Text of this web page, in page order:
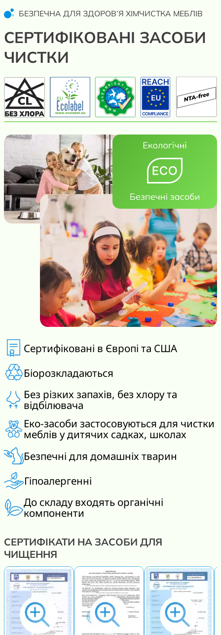
БЕЗПЕЧНА ДЛЯ ЗДОРОВ’Я ХІМЧИСТКА МЕБЛІВ
СЕРТИФІКОВАНІ ЗАСОБИ
ЧИСТКИ
Сертифіковані в Європі та США
Біорозкладаються
Без різких запахів, без хлору та
відбілювача
Еко-засоби застосовуються для чистки
меблів у дитячих садках, школах
Безпечні для домашніх тварин
Гіпоалергенні
До складу входять органічні
компоненти
СЕРТИФІКАТИ НА ЗАСОБИ ДЛЯ
ЧИЩЕННЯ